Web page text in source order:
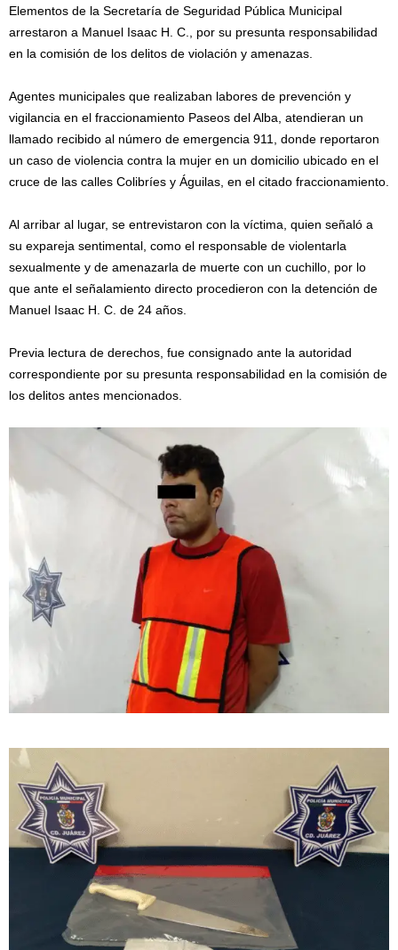
Elementos de la Secretaría de Seguridad Pública Municipal
arrestaron a Manuel Isaac H. C., por su presunta responsabilidad
en la comisión de los delitos de violación y amenazas.
Agentes municipales que realizaban labores de prevención y
vigilancia en el fraccionamiento Paseos del Alba, atendieran un
llamado recibido al número de emergencia 911, donde reportaron
un caso de violencia contra la mujer en un domicilio ubicado en el
cruce de las calles Colibríes y Águilas, en el citado fraccionamiento.
Al arribar al lugar, se entrevistaron con la víctima, quien señaló a
su expareja sentimental, como el responsable de violentarla
sexualmente y de amenazarla de muerte con un cuchillo, por lo
que ante el señalamiento directo procedieron con la detención de
Manuel Isaac H. C. de 24 años.
Previa lectura de derechos, fue consignado ante la autoridad
correspondiente por su presunta responsabilidad en la comisión de
los delitos antes mencionados.